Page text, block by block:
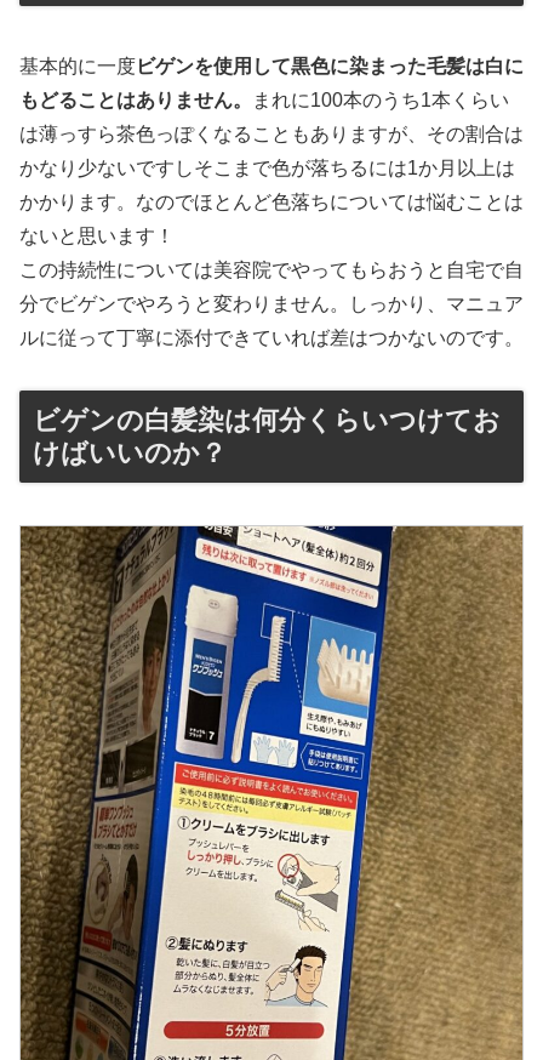
基本的に一度ビゲンを使用して黒色に染まった毛髪は白に
もどることはありません。
まれに100本のうち1本くらい
は薄っすら茶色っぽくなることもありますが、その割合は
かなり少ないですしそこまで色が落ちるには1か月以上は
かかります。なのでほとんど色落ちについては悩むことは
ないと思います！
この持続性については美容院でやってもらおうと自宅で自
分でビゲンでやろうと変わりません。しっかり、マニュア
ルに従って丁寧に添付できていれば差はつかないのです。
ビゲンの白髪染は何分くらいつけてお
けばいいのか？